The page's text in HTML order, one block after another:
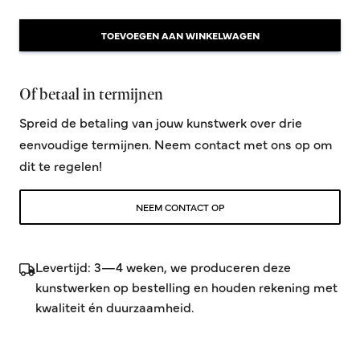
TOEVOEGEN AAN WINKELWAGEN
Of betaal in termijnen
Spreid de betaling van jouw kunstwerk over drie
eenvoudige termijnen. Neem contact met ons op om
dit te regelen!
NEEM CONTACT OP
Levertijd: 3—4 weken, we produceren deze
kunstwerken op bestelling en houden rekening met
kwaliteit én duurzaamheid.